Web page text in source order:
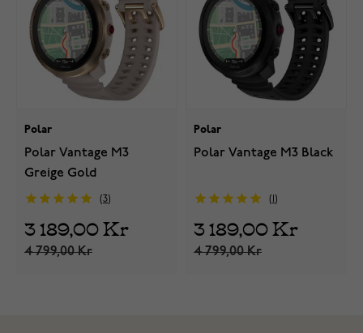
Polar
Polar Vantage M3
Greige Gold
3
3 189,00 Kr
4 799,00 Kr
Polar
Polar Vantage M3 Black
3 189,00 Kr
4 799,00 Kr